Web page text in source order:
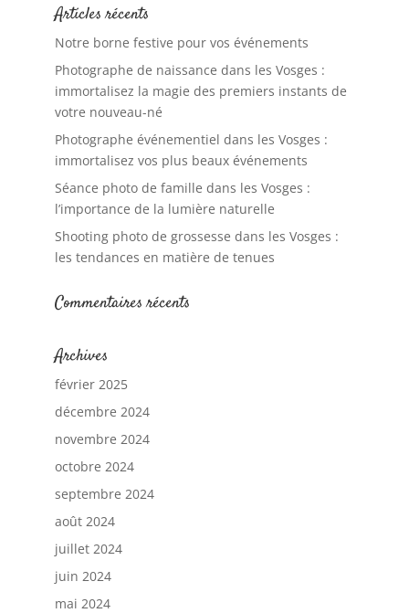
Articles récents
Notre borne festive pour vos événements
Photographe de naissance dans les Vosges :
immortalisez la magie des premiers instants de
votre nouveau-né
Photographe événementiel dans les Vosges :
immortalisez vos plus beaux événements
Séance photo de famille dans les Vosges :
l’importance de la lumière naturelle
Shooting photo de grossesse dans les Vosges :
les tendances en matière de tenues
Commentaires récents
Archives
février 2025
décembre 2024
novembre 2024
octobre 2024
septembre 2024
août 2024
juillet 2024
juin 2024
mai 2024